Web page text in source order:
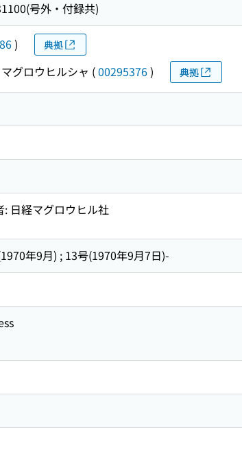
号外・付録共)
) 典拠
グロウヒルシャ (00295376) 典拠
日経マグロウヒル社
年9月) ; 13号(1970年9月7日)-